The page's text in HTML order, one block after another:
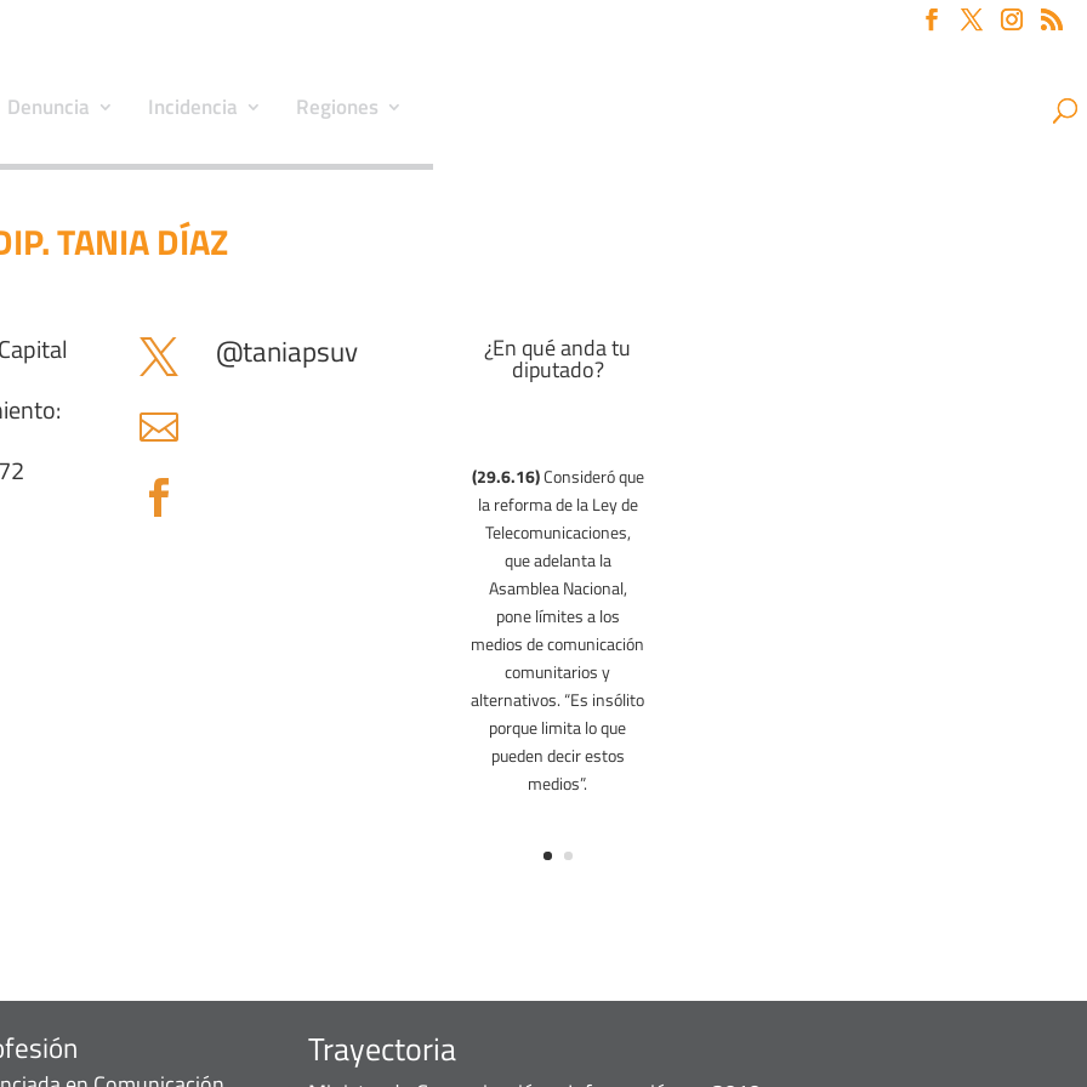
Denuncia Incidencia Regiones
TANIA DÍAZ
 @taniapsuv


¿En qué anda tu
diputado?
(29.6.16)Consideró que
la reforma de la Ley de
Telecomunicaciones,
que adelanta la
Asamblea Nacional,
pone límites a los
medios de comunicación
comunitarios y
alternativos. “Es insólito
porque limita lo que
puedendecirestos
medios”.
(4.7.16)
Trayectoria